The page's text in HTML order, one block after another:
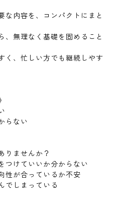
な内容を、コンパクトにまと
、無理なく基礎を固めること
く、忙しい方でも継続しやす
らない
りませんか？
つけていいか分からない
性が合っているか不安
でしまっている